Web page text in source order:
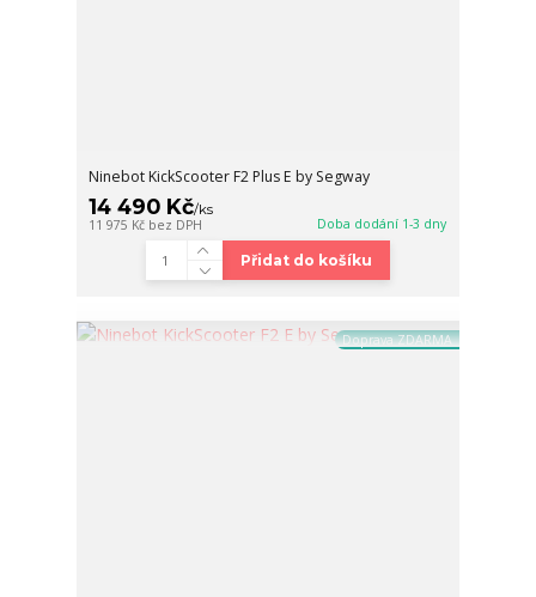
Ninebot KickScooter F2 Plus E by Segway
14 490 Kč/ks
11 975 Kč bez DPH Doba dodání 1-3 dny
Přidat do košíku
Doprava ZDARMA